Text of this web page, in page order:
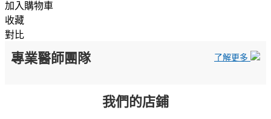
加入購物車
收藏
對比
專業醫師團隊 了解更多
我們的店鋪